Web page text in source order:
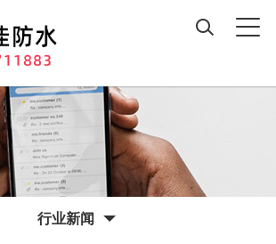
行业新闻